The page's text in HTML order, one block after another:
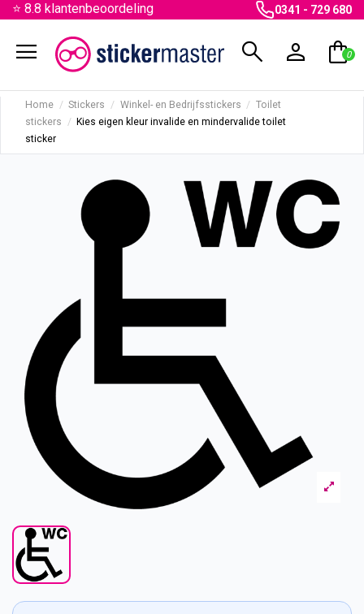
⭐ 8.8 klantenbeoordeling 0341 - 729 680
menu search person shopping_bag
0
Home Stickers Winkel- en Bedrijfsstickers
Toilet
stickers
Kies eigen kleur invalide en mindervalide toilet
sticker